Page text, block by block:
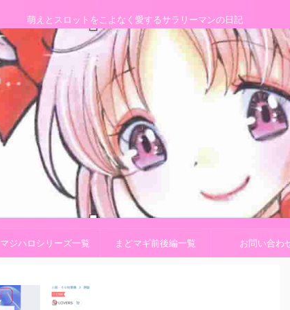
萌えとスロットをこよなく愛するサラリーマンの日記
マジハロシリーズ一覧 まどマギ前後編一覧 お問い合わ